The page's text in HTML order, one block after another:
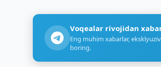
Voqealar rivojidan
Eng muhim xabarlar,
boring.